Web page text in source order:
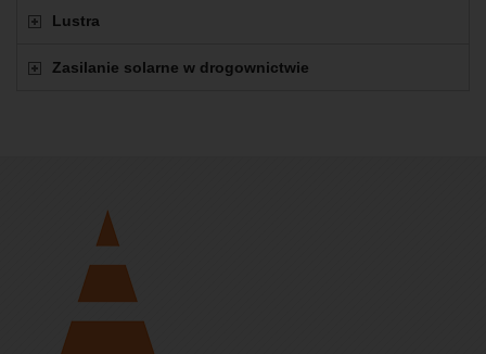
Lustra
Zasilanie solarne w drogownictwie